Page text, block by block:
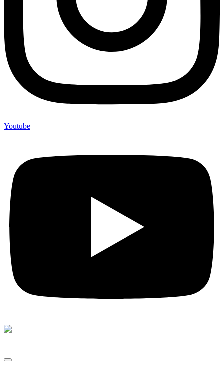
Youtube